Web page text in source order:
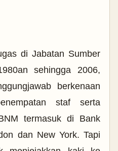
di Jabatan Sumber
sehingga 2006,
berkenaan
staf serta
termasuk di Bank
dan New York. Tapi